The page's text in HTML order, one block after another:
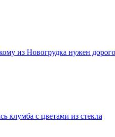
из Новогрудка нужен
клумба с цветами из стекла